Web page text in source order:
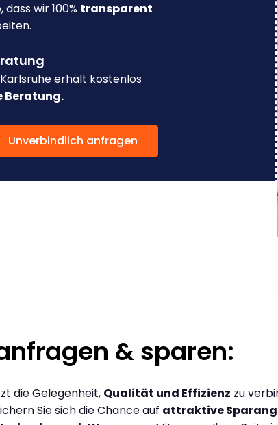
dass wir 100% transparent
erhält kostenlos
Beratung.
Unverbindlich anfragen
& sparen:
die Gelegenheit, Qualität und Effizienz zu
Sie sich die Chance auf attraktive